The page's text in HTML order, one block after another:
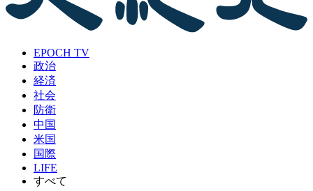
EPOCH TV
政治
経済
社会
防衛
中国
米国
国際
LIFE
すべて